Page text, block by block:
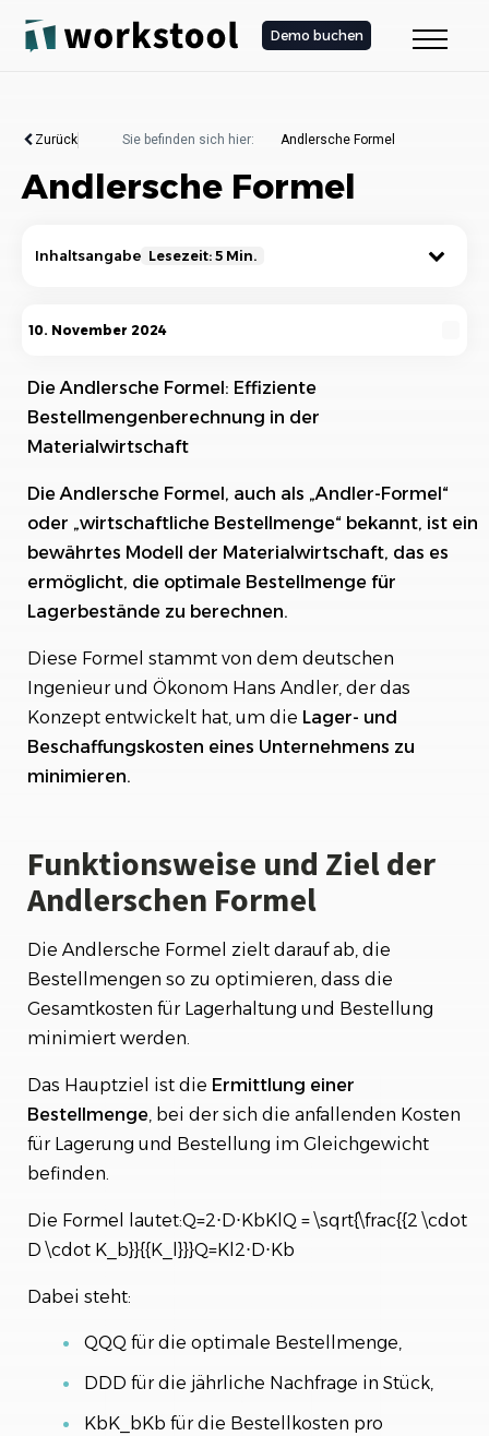
Demo buchen
Zurück Sie befinden sich hier: Andlersche Formel
Andlersche Formel
Inhaltsangabe Lesezeit: 5 Min.
Funktionsweise und Ziel der Andlerschen
Formel
Beispiel für die Berechnung
Die Bestandteile der Andlerschen Formel im
Detail
Vorteile der Andlerschen Formel
Grenzen und Annahmen der Andlerschen
Formel
Fazit: Bedeutung und Einsatz der Andlerschen
Formel in der Praxis
10. November 2024
Die Andlersche Formel: Effiziente
Bestellmengenberechnung in der
Materialwirtschaft
Die Andlersche Formel, auch als „Andler-Formel“
oder „wirtschaftliche Bestellmenge“ bekannt, ist ein
bewährtes Modell der Materialwirtschaft, das es
ermöglicht, die optimale Bestellmenge für
Lagerbestände zu berechnen.
Diese Formel stammt von dem deutschen
Ingenieur und Ökonom Hans Andler, der das
Konzept entwickelt hat, um die Lager- und
Beschaffungskosten eines Unternehmens zu
minimieren.
Funktionsweise und Ziel der
Andlerschen Formel
Die Andlersche Formel zielt darauf ab, die
Bestellmengen so zu optimieren, dass die
Gesamtkosten für Lagerhaltung und Bestellung
minimiert werden.
Das Hauptziel ist die Ermittlung einer
Bestellmenge, bei der sich die anfallenden Kosten
für Lagerung und Bestellung im Gleichgewicht
befinden.
Die Formel lautet:Q=2⋅D⋅KbKlQ = \sqrt{\frac{{2 \cdot
D \cdot K_b}}{{K_l}}}Q=Kl​2⋅D⋅Kb​​​
Dabei steht:
QQQ für die optimale Bestellmenge,
DDD für die jährliche Nachfrage in Stück,
KbK_bKb​ für die Bestellkosten pro